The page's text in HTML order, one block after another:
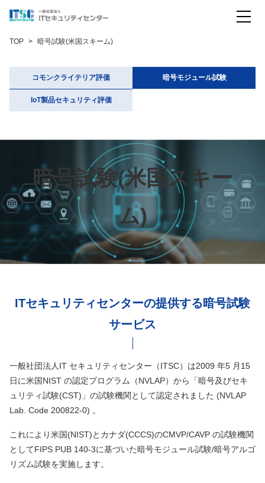
コモンクライテリア評価
暗号試験（米国スキーム）
暗号試験（日本スキーム）
会社概要
お問い合わせ
English
TOP 暗号試験(米国スキーム)
コモンクライテリア評価 暗号モジュール試験
IoT製品セキュリティ評価
暗号試験(米国スキー
ム)
ITセキュリティセンターの提供する暗号試験
サービス
一般社団法人IT セキュリティセンター（ITSC）は2009 年5 月15
日に米国NIST の認定プログラム（NVLAP）から「暗号及びセキ
ュリティ試験(CST)」の試験機関として認定されました (NVLAP
Lab. Code 200822-0) 。
これにより米国(NIST)とカナダ(CCCS)のCMVP/CAVP の試験機関
としてFIPS PUB 140-3に基づいた暗号モジュール試験/暗号アルゴ
リズム試験を実施します。